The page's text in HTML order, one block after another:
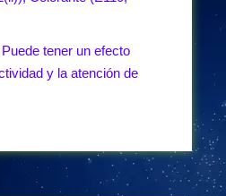
tener un efecto
y la atención de